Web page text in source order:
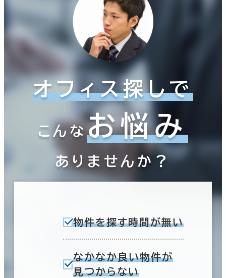
オフィス探しで
こんなお悩み
ありませんか？
物件を探す時間が無い
なかなか良い物件が
見つからない